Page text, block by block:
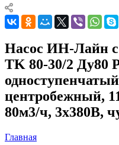
Насос ИН-Лайн с
TK 80-30/2 Ду80
центробежный,
80м3/ч, 3х380В,
Главная